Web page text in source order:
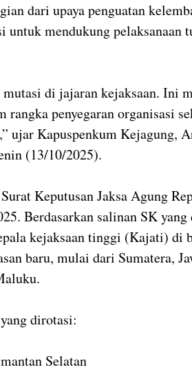
dari upaya penguatan
untuk mendukung pelaksanaan
di jajaran kejaksaan. Ini
penyegaran organisasi
ujar Kapuspenkum Kejagung,
(13/10/2025).
Keputusan Jaksa Agung
Berdasarkan salinan SK
kejaksaan tinggi (Kajati) di
baru, mulai dari Sumatera,
dirotasi:
Selatan